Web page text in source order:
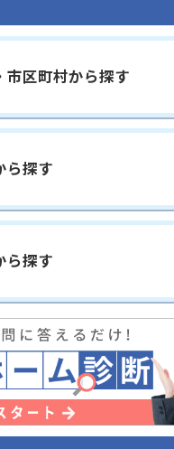
市区町村から探す
ら探す
ら探す